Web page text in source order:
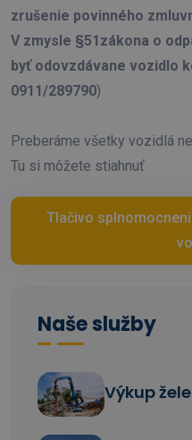
zrušenie povinného
V zmysle §51zákona o
byť odovzdávane vozidlo
0911/289790)
Preberáme všetky vozidlá
Tu si môžete stiahnuť
Tlačivo
Naše služby
Výkup